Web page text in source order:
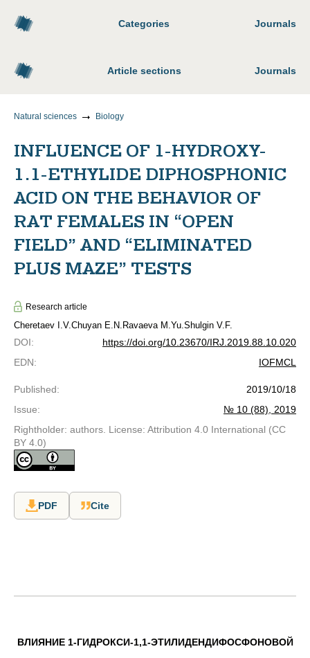
Categories Journals
Article sections Journals
Natural sciences Biology
INFLUENCE OF 1-HYDROXY-
1.1-ETHYLIDE DIPHOSPHONIC
ACID ON THE BEHAVIOR OF
RAT FEMALES IN “OPEN
FIELD” AND “ELIMINATED
PLUS MAZE” TESTS
Research article
Cheretaev I.V.Chuyan E.N. Ravaeva M.Yu.Shulgin V.F.
DOI:
https://doi.org/10.23670/IRJ.2019.88.10.020
EDN: IOFMCL
Published:
2019/10/18
Issue:
№ 10 (88), 2019
Rightholder: authors. License: Attribution 4.0 International (CC
BY 4.0)
PDF Cite
ВЛИЯНИЕ 1-ГИДРОКСИ-1,1-ЭТИЛИДЕНДИФОСФОНОВОЙ